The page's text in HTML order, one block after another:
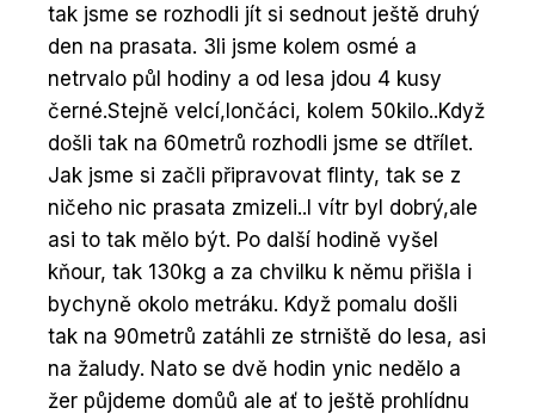
tak jsme se rozhodli jít si sednout ještě druhý
den na prasata. 3li jsme kolem osmé a
netrvalo půl hodiny a od lesa jdou 4 kusy
černé.Stejně velcí,lončáci, kolem 50kilo..Když
došli tak na 60metrů rozhodli jsme se dtřílet.
Jak jsme si začli připravovat flinty, tak se z
ničeho nic prasata zmizeli..I vítr byl dobrý,ale
asi to tak mělo být. Po další hodině vyšel
kňour, tak 130kg a za chvilku k němu přišla i
bychyně okolo metráku. Když pomalu došli
tak na 90metrů zatáhli ze strniště do lesa, asi
na žaludy. Nato se dvě hodin ynic nedělo a
žer půjdeme domůů ale ať to ještě prohlídnu